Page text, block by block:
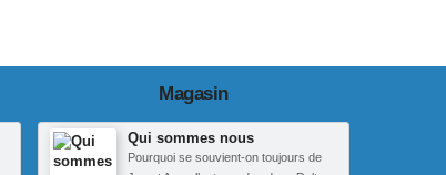
Magasin
Qui sommes nous
Pourquoi se souvient-on toujours de